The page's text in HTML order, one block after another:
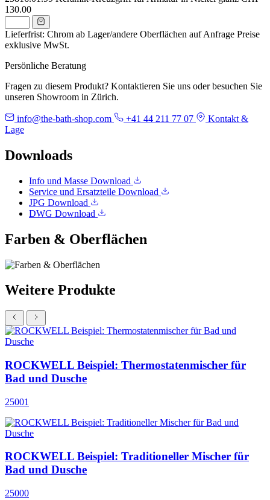
130.00
Lieferfrist: Chrom ab Lager/andere Oberflächen auf Anfrage Preise
exklusive MwSt.
Persönliche Beratung
Fragen zu diesem Produkt? Kontaktieren Sie uns oder besuchen Sie
unseren Showroom in Zürich.
info@the-bath-shop.com +41 44 211 77 07
Kontakt &
Lage
Downloads
Info und Masse Download
Service und Ersatzteile Download
JPG Download
DWG Download
Farben & Oberflächen
Weitere Produkte
ROCKWELL Beispiel: Thermostatenmischer für
Bad und Dusche
25001
ROCKWELL Beispiel: Traditioneller Mischer für
Bad und Dusche
25000